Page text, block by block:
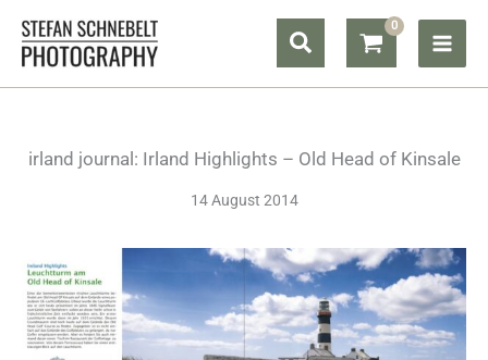
Zum
Inhalt
Suchen
irland journal: Irland Highlights – Old Head of Kinsale
14 August 2014